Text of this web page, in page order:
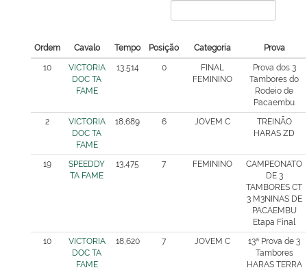
Ordem Cavalo Tempo Posição Categoria Prova
10
VICTORIA
DOC TA
FAME
13,514 0
FINAL
FEMININO
Prova dos 3
Tambores do
Rodeio de
Pacaembu
2
VICTORIA
DOC TA
FAME
18,689 6 JOVEM C
TREINÃO
HARAS ZD
19
SPEEDDY
TA FAME
13,475 7 FEMININO
CAMPEONATO
DE 3
TAMBORES CT
3 M3NINAS DE
PACAEMBU
Etapa Final
10
VICTORIA
DOC TA
FAME
18,620 7 JOVEM C
13ª Prova de 3
Tambores
HARAS TERRA